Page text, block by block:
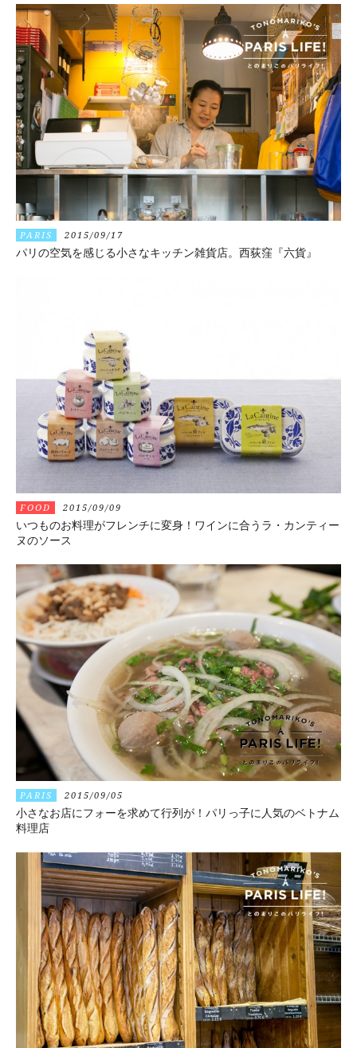
PARIS 2015/09/17
パリの空気を感じる小さなキッチン雑貨店。西荻窪『六貨』
FOOD 2015/09/09
いつものお料理がフレンチに変身！ワインに合うラ・カンティー
ヌのソース
PARIS 2015/09/05
小さなお店にフォーを求めて行列が！パリっ子に人気のベトナム
料理店